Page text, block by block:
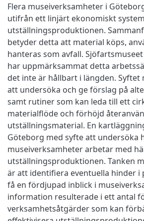
Flera museiverksamheter i
utifrån ett linjärt ekonomiskt
utställningsproduktionen.
betyder detta att material köps,
hanteras som avfall.
har uppmärksammat detta
det inte är hållbart i längden.
att undersöka och ge förslag på
samt rutiner som kan leda till ett
materialflöde och förhöjd
utställningsmaterial. En
Göteborg med syfte att undersöka
museiverksamheter arbetar med
utställningsproduktionen. Tanken
är att identifiera eventuella hinder i
få en fördjupad inblick i
information resulterade i ett antal
verksamhetsåtgärder som kan